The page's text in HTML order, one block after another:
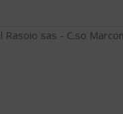
Rasoio sas - C.so